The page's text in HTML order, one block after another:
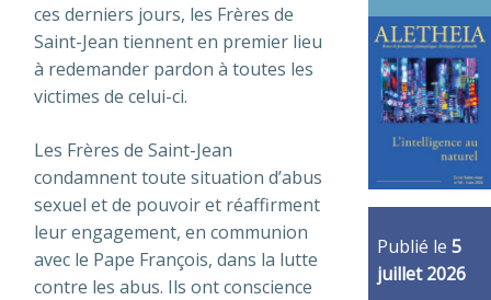
ces derniers jours, les Frères de
Saint-Jean tiennent en premier lieu
à redemander pardon à toutes les
victimes de celui-ci.
Les Frères de Saint-Jean
condamnent toute situation d’abus
sexuel et de pouvoir et réaffirment
leur engagement, en communion
avec le Pape François, dans la lutte
contre les abus. Ils ont conscience
Publié le 5
juillet 2026